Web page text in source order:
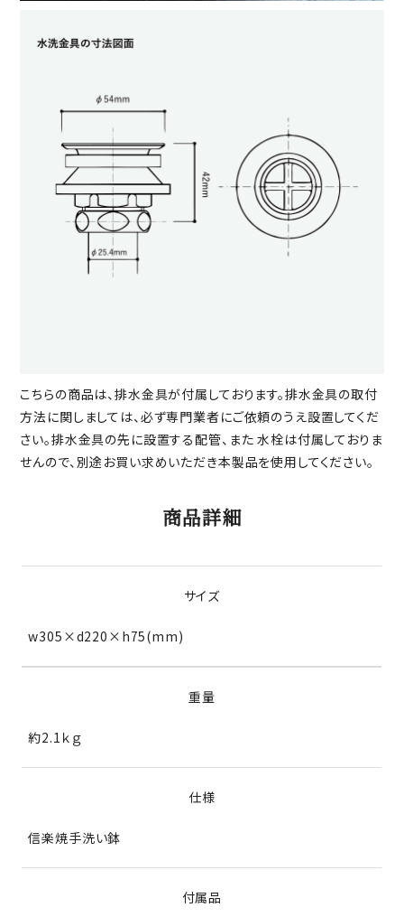
こちらの商品は、排水金具が付属しております。排水金具の取付
方法に関しましては、必ず専門業者にご依頼のうえ設置してくだ
さい。排水金具の先に設置する配管、また 水栓は付属しておりま
せんので、別途お買い求めいただき本製品を使用してください。
商品詳細
サイズ
w305×d220×h75(mm)
重量
約2.1ｋｇ
仕様
信楽焼手洗い鉢
付属品